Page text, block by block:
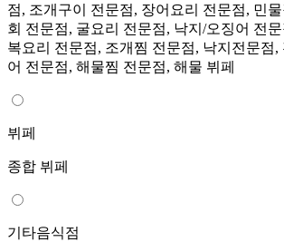
점, 조개구이 전문점, 장어요리 전문점, 민
회 전문점, 굴요리 전문점, 낙지/오징어 전
복요리 전문점, 조개찜 전문점, 낙지전문점,
어 전문점, 해물찜 전문점, 해물 뷔페
뷔페
종합 뷔페
기타음식점